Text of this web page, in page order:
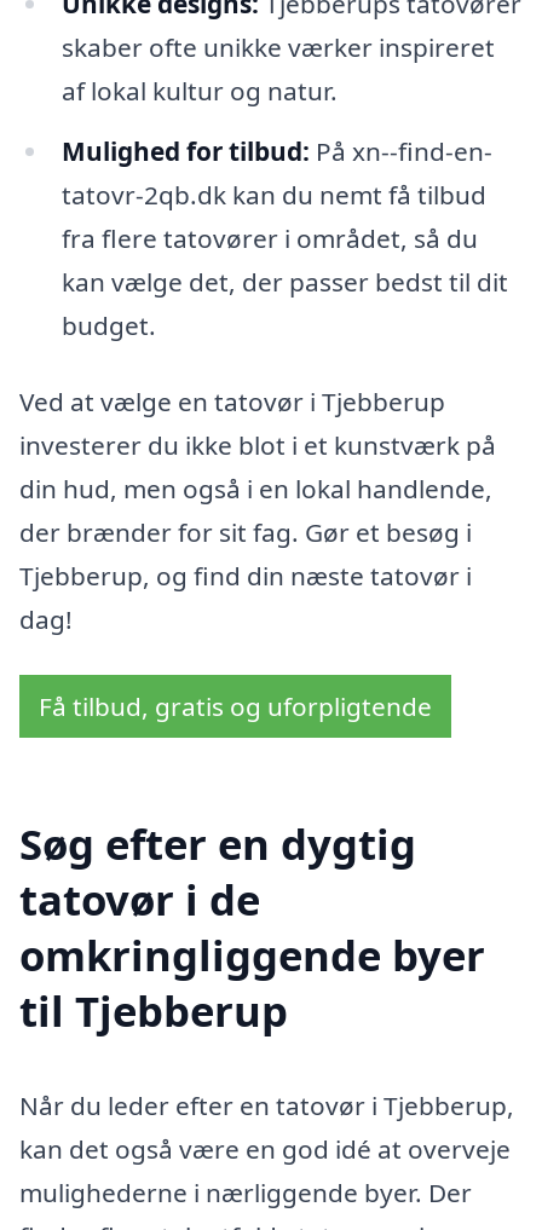
skaber ofte unikke værker inspireret
af lokal kultur og natur.
Mulighed for tilbud: På xn--find-en-
tatovr-2qb.dk kan du nemt få tilbud
fra flere tatovører i området, så du
kan vælge det, der passer bedst til dit
budget.
Ved at vælge en tatovør i Tjebberup
investerer du ikke blot i et kunstværk på
din hud, men også i en lokal handlende,
der brænder for sit fag. Gør et besøg i
Tjebberup, og find din næste tatovør i
dag!
Få tilbud, gratis og uforpligtende
Søg efter en dygtig
tatovør i de
omkringliggende byer
til Tjebberup
Når du leder efter en tatovør i Tjebberup,
kan det også være en god idé at overveje
mulighederne i nærliggende byer. Der